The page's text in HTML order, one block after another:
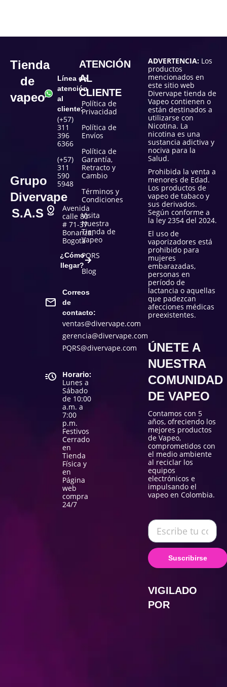
Tienda
de
vapeo
Grupo
Divervape
S.A.S
Línea de
atención
al
cliente:
(+57)
311
396
6366
(+57)
311
590
5948
Avenida
calle 80
# 71-37
Bonanza,
Bogotá
¿Cómo
llegar?
Correos
de
contacto:
ventas@divervape.com
gerencia@divervape.com
PQRS@divervape.com
Horario:
Lunes a
Sábado
de 10:00
a.m. a
7:00
p.m.
Festivos
Cerrado
en
Tienda
Física y
en
Página
web
compra
24/7
ATENCIÓN
AL
CLIENTE
Política de
Privacidad
Política de
Envíos
Política de
Garantía,
Retracto y
Cambio
Términos y
Condiciones
Visita
Nuestra
Tienda de
Vapeo
PQRS
Blog
ADVERTENCIA: Los
productos
mencionados en
este sitio web
Divervape tienda de
Vapeo contienen o
están destinados a
utilizarse con
Nicotina. La
nicotina es una
sustancia adictiva y
nociva para la
Salud.
Prohibida la venta a
menores de Edad.
Los productos de
vapeo de tabaco y
sus derivados.
Según conforme a
la ley 2354 del 2024.
El uso de
vaporizadores está
prohibido para
mujeres
embarazadas,
personas en
período de
lactancia o aquellas
que padezcan
afecciones médicas
preexistentes.
ÚNETE A
NUESTRA
COMUNIDAD
DE VAPEO
Contamos con 5
años, ofreciendo los
mejores productos
de Vapeo,
comprometidos con
el medio ambiente
al reciclar los
equipos
electrónicos e
impulsando el
vapeo en Colombia.
Suscribirse
VIGILADO
POR